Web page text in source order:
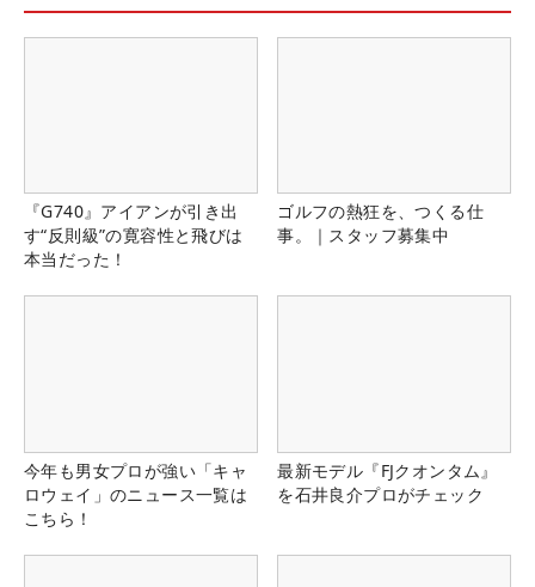
『G740』アイアンが引き出
す“反則級”の寛容性と飛びは
本当だった！
ゴルフの熱狂を、つくる仕
事。｜スタッフ募集中
今年も男女プロが強い「キャ
ロウェイ」のニュース一覧は
こちら！
最新モデル『FJクオンタム』
を石井良介プロがチェック